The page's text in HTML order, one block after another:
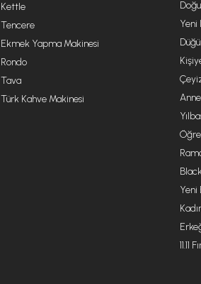
Kettle
Tencere
Ekmek Yapma Makinesi
Rondo
Tava
Türk Kahve Makinesi
Yeni
Yeni
11.11